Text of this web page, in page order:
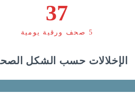
37
5 صحف ورقية يومية
الإخلالات حسب الشكل